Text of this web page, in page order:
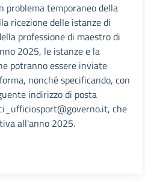
problema temporaneo della
ricezione delle istanze di
professione di maestro di
2025, le istanze e la
potranno essere inviate
nonché specificando, con
indirizzo di posta
che
all'anno 2025.